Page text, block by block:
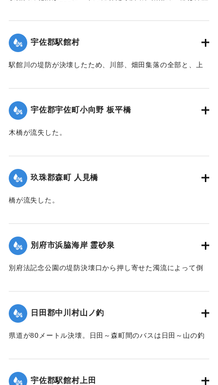
｜固有コード:
宇佐郡駅館村
駅館川の堤防が決壊したため、川部、畑田集落の全部と、上
流失した住宅、非住家8戸、倒壊14戸にのぼり明治26年以来
の大出水となり罹災者は1600名を数えた。村では14日夜から
炊き出しを行った。
【出典：大分合同新聞 1951年10月17日朝刊2面】
宇佐郡宇佐町小向野 板平橋
木橋が流失した。
｜固有コード:00520099
玖珠郡森町 人見橋
橋が流失した。
｜固有コード: 005200100
別府市浜脇海岸 霊砂泉
別府法記念公園の堤防決壊口から押し寄せた濁流によって倒
｜固有コード:
日田郡中川村山ノ釣
県道が80メートル決壊。日田～森町間のバスは日田～山の釣
には1週間を要する見込み。
【出典：大分合同新聞 1951年10月17日朝刊2面】
宇佐郡駅館村上田